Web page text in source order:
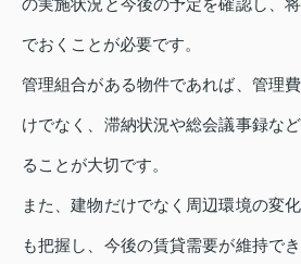
の実施状況と今後の予定を確認し、
でおくことが必要です。
管理組合がある物件であれば、管理
けでなく、滞納状況や総会議事録な
ることが大切です。
また、建物だけでなく周辺環境の変
も把握し、今後の賃貸需要が維持で